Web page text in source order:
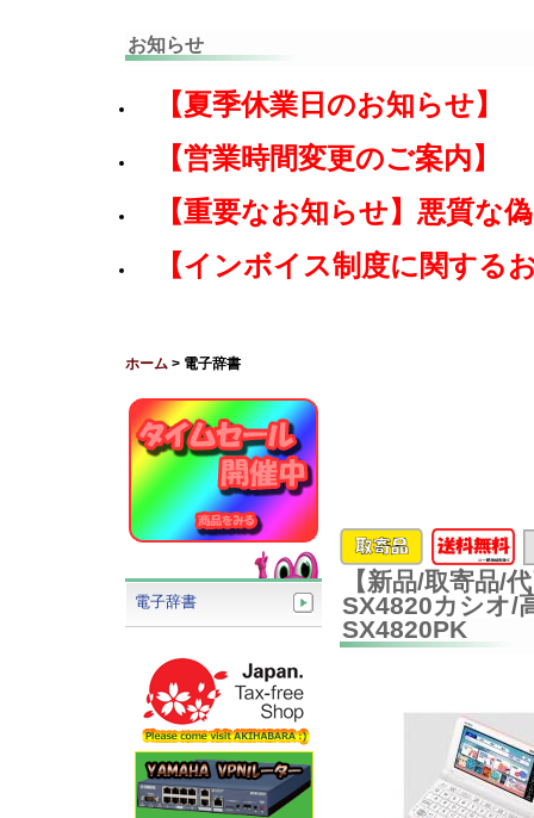
お知らせ
【夏季休業日のお知らせ】
【営業時間変更のご案内】
【重要なお知らせ】悪質な
【インボイス制度に関する
ホーム > 電子辞書
【新品/取寄品/
SX4820カシオ/
SX4820PK
電子辞書